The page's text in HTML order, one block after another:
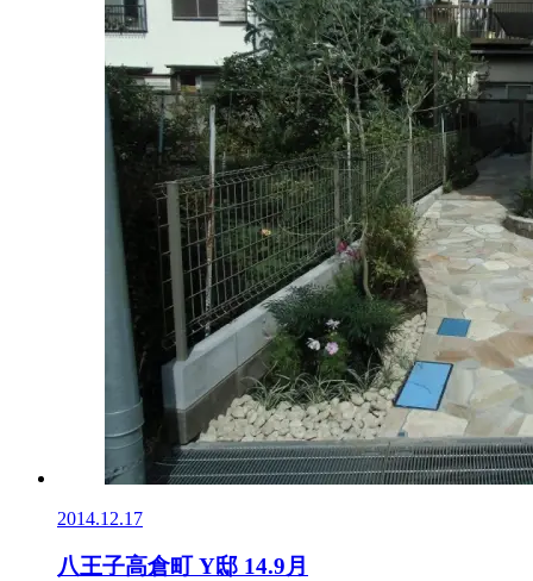
2014.12.17
八王子高倉町 Y邸 14.9月